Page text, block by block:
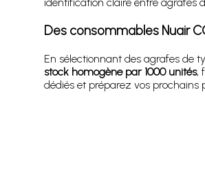
Des consommables Nuair
En sélectionnant des agrafes de
stock homogène par 1000 unités,
dédiés et préparez vos prochains